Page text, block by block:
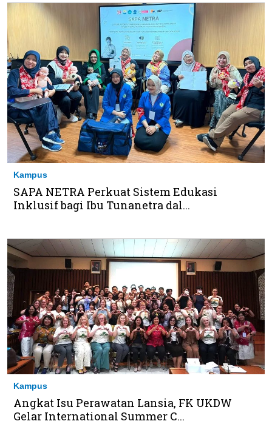
Kampus
SAPA NETRA Perkuat Sistem Edukasi
Inklusif bagi Ibu Tunanetra dal...
Kampus
Angkat Isu Perawatan Lansia, FK UKDW
Gelar International Summer C...